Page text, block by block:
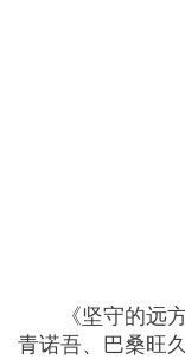
《坚守的远方
青诺吾、巴桑旺久